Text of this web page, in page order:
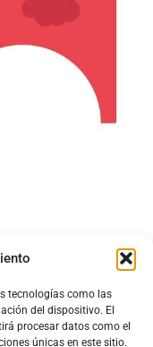
tecnologías como las
del dispositivo. El
procesar datos como el
únicas en este sitio.